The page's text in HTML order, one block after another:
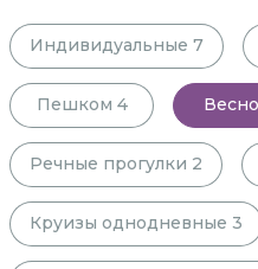
Индивидуальные 7
Пешком 4
Речные прогулки 2
Круизы однодневные 3